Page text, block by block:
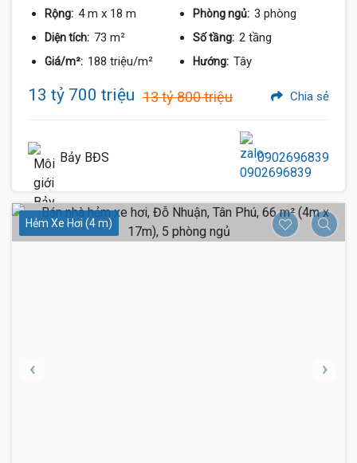
Rộng: 4 m x 18 m Phòng ngủ: 3 phòng
Diện tích: 73 m² Số tầng: 2 tầng
Giá/m²: 188 triệu/m² Hướng: Tây
13 tỷ 700 triệu 13 tỷ 800 triệu Chia sẻ
Bảy BĐS 0902696839
Hẻm Xe Hơi (4 m)